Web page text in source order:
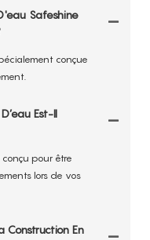
Safeshine
conçue
Est-Il
conçu pour être
lors de vos
Construction En